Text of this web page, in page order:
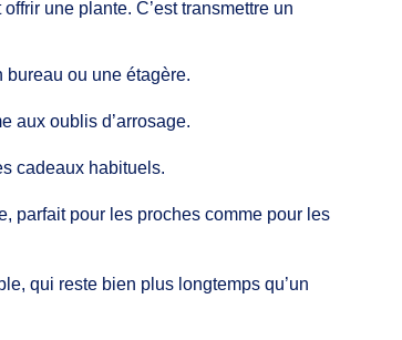
une plante. C’est transmettre un
ou une étagère.
aux oublis d’arrosage.
cadeaux habituels.
, parfait pour les proches comme pour les
, qui reste bien plus longtemps qu’un